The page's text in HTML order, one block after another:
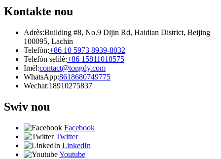
Kontakte nou
Adrès:Building #8, No.9 Dijin Rd, Haidian District, Beijing
100095, Lachin
Telefòn:+86 10 5973 8939-8032
Telefòn selilè:+86 15811018575
Imèl:contact@tongdy.com
WhatsApp:8618680749775
Wechat:18910275837
Swiv nou
Facebook
Twitter
LinkedIn
Youtube